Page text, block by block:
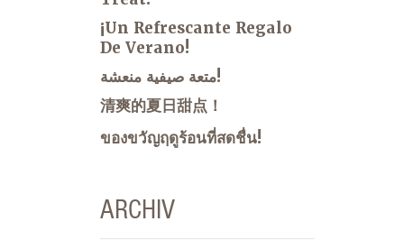
¡Un Refrescante Regalo
De Verano!
متعة صيفية منعشة!
清爽的夏日甜点！
ของขวัญฤดูร้อนที่สดชื่น!
ARCHIV